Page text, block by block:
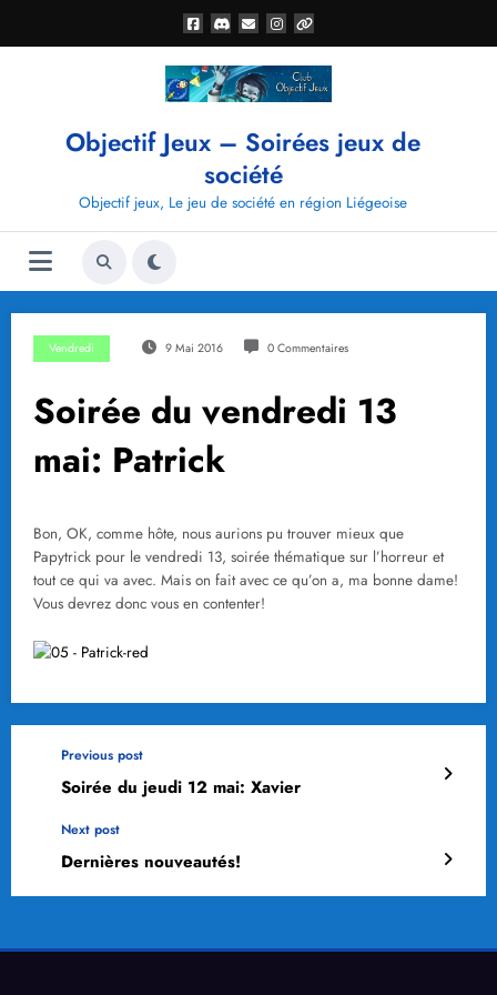
contenu
Objectif Jeux – Soirées jeux de
société
Objectif jeux, Le jeu de société en région Liégeoise
Vendredi 9 Mai 2016 0 Commentaires
Soirée du vendredi 13
mai: Patrick
Bon, OK, comme hôte, nous aurions pu trouver mieux que
Papytrick pour le vendredi 13, soirée thématique sur l’horreur et
tout ce qui va avec. Mais on fait avec ce qu’on a, ma bonne dame!
Vous devrez donc vous en contenter!
Previous post
Soirée du jeudi 12 mai: Xavier
Next post
Dernières nouveautés!